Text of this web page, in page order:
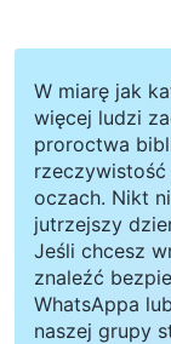
W miarę jak
więcej ludzi
proroctwa
oczach. Nikt
jutrzejszy
Jeśli chcesz
znaleźć
WhatsAppa
naszej grupy